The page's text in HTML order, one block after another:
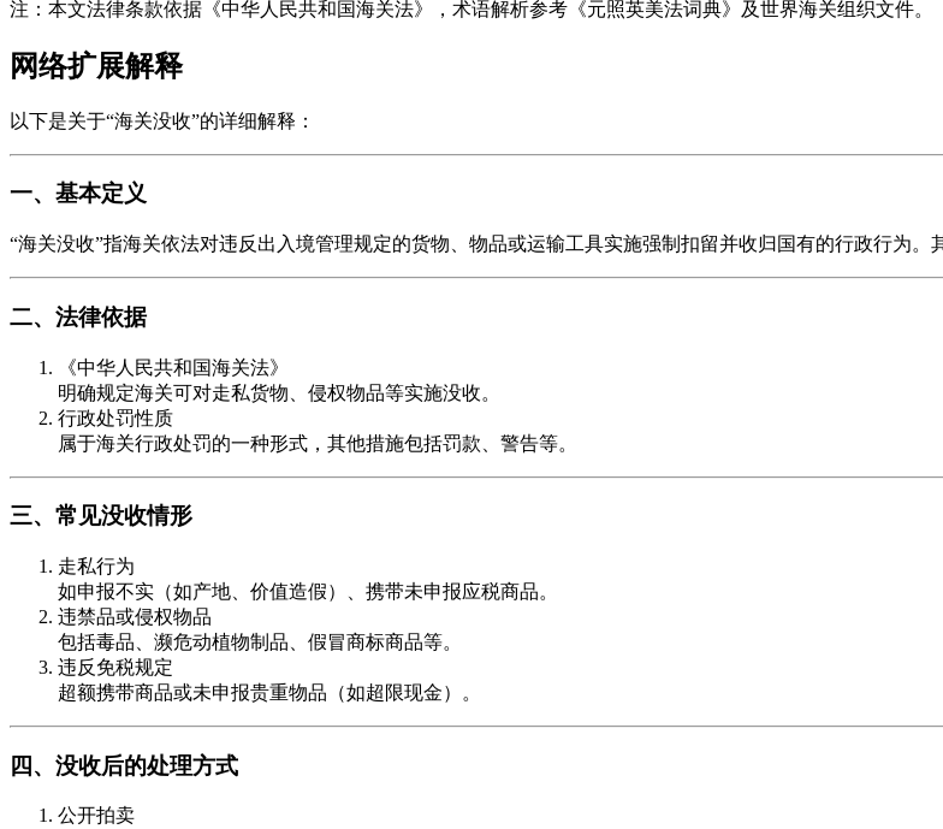
注：本文法律条款依据《中华人民共和国海关法》，术语解析参考《元照英美法词典》及世界海关组织文件。
网络扩展解释
以下是关于“海关没收”的详细解释：
一、基本定义
“海关没收”指海关依法对违反出入境管理规定的货物、物品或运输工具实施强制扣留并收归国有的行政行为
二、法律依据
《中华人民共和国海关法》
明确规定海关可对走私货物、侵权物品等实施没收。
行政处罚性质
属于海关行政处罚的一种形式，其他措施包括罚款、警告等。
三、常见没收情形
走私行为
如申报不实（如产地、价值造假）、携带未申报应税商品。
违禁品或侵权物品
包括毒品、濒危动植物制品、假冒商标商品等。
违反免税规定
超额携带商品或未申报贵重物品（如超限现金）。
四、没收后的处理方式
公开拍卖